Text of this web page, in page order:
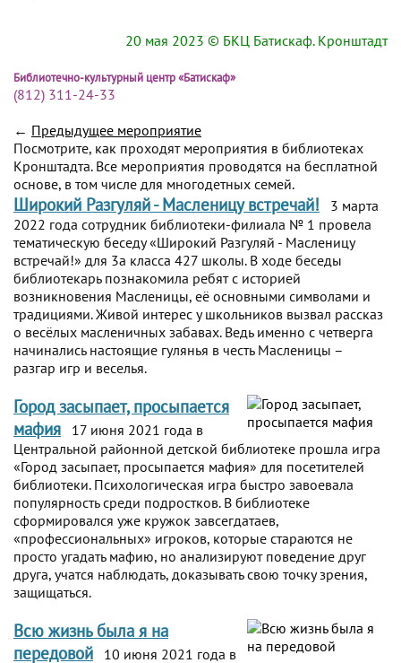
20 мая 2023 © БКЦ Батискаф. Кронштадт
Библиотечно-культурный центр «Батискаф»
(812) 311-24-33
← Предыдущее мероприятие
Посмотрите, как проходят мероприятия в библиотеках
Кронштадта. Все мероприятия проводятся на бесплатной
основе, в том числе для многодетных семей.
Широкий Разгуляй - Масленицу встречай!
3 марта
2022 года сотрудник библиотеки-филиала № 1 провела
тематическую беседу «Широкий Разгуляй - Масленицу
встречай!» для 3а класса 427 школы. В ходе беседы
библиотекарь познакомила ребят с историей
возникновения Масленицы, её основными символами и
традициями. Живой интерес у школьников вызвал рассказ
о весёлых масленичных забавах. Ведь именно с четверга
начинались настоящие гулянья в честь Масленицы –
разгар игр и веселья.
Город засыпает, просыпается
мафия
17 июня 2021 года в
Центральной районной детской библиотеке прошла игра
«Город засыпает, просыпается мафия» для посетителей
библиотеки. Психологическая игра быстро завоевала
популярность среди подростков. В библиотеке
сформировался уже кружок завсегдатаев,
«профессиональных» игроков, которые стараются не
просто угадать мафию, но анализируют поведение друг
друга, учатся наблюдать, доказывать свою точку зрения,
защищаться.
Всю жизнь была я на
передовой
10 июня 2021 года в